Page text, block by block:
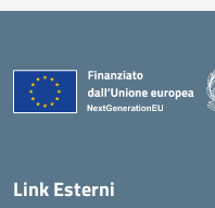
Link Esterni